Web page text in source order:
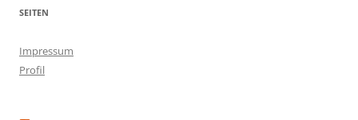
SEITEN
Impressum
Profil